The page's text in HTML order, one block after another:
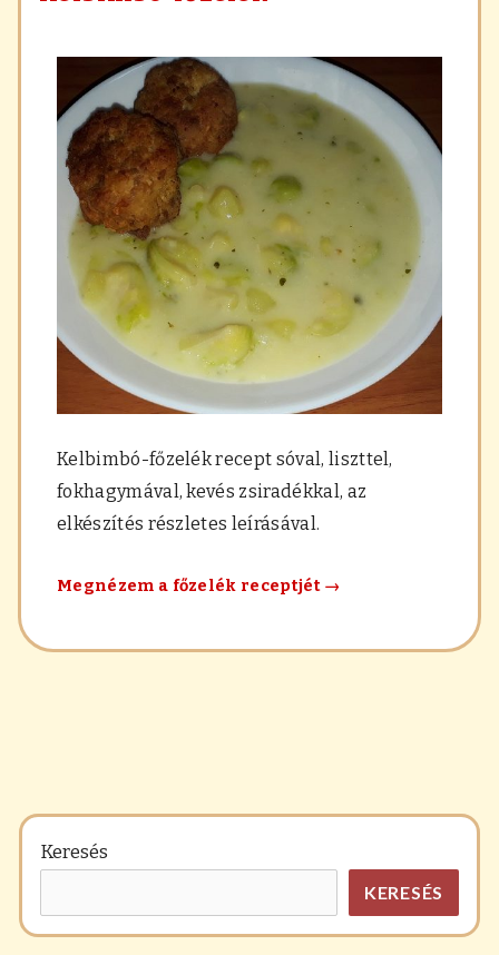
Kelbimbó-főzelék recept sóval, liszttel,
fokhagymával, kevés zsiradékkal, az
elkészítés részletes leírásával.
Megnézem a főzelék receptjét Kelbimbó-
→
Keresés
KERESÉS